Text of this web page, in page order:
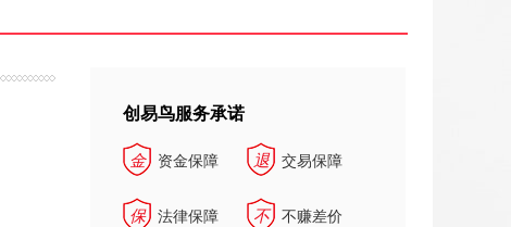
创易鸟服务承诺
金 资金保障 退 交易保障
保 法律保障 不 不赚差价